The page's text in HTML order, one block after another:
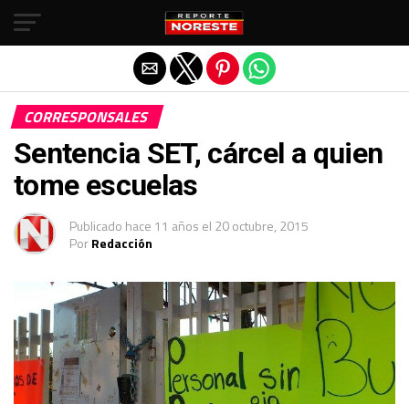
CORRESPONSALES
Sentencia SET, cárcel a quien
tome escuelas
Publicado hace 11 años el 20 octubre, 2015
PorRedacción
Salir de la versión móvil